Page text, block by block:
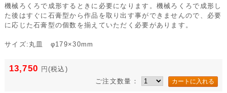
機械ろくろで成形するときに必要になります。機械ろくろで成形し
た後はすぐに石膏型から作品を取り出す事ができませんので、必要
に応じた石膏型の個数を揃えていただく必要があります。
サイズ:丸皿 φ179×30mm
13,750 円 (税込)
ご注文数量：